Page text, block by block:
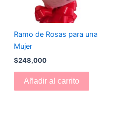
Ramo de Rosas para una
Mujer
$248,000
Añadir al carrito